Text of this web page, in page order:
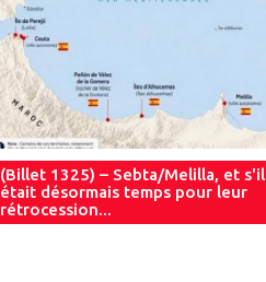
(Billet 1325) – Sebta/Melilla, et s'il
était désormais temps pour leur
rétrocession...